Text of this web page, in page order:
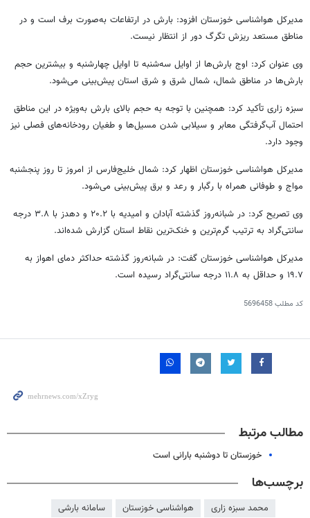
مدیرکل هواشناسی خوزستان افزود: بارش در ارتفاعات به‌صورت برف است و در
مناطق مستعد ریزش تگرگ دور از انتظار نیست.
وی عنوان کرد: اوج بارش‌ها از اوایل سه‌شنبه تا اوایل چهارشنبه و بیشترین حجم
بارش‌ها در مناطق شمال، شمال شرق و شرق استان پیش‌بینی می‌شود.
سبزه زاری تأکید کرد: همچنین با توجه به حجم بالای بارش به‌ویژه در این مناطق
احتمال آب‌گرفتگی معابر و سیلابی شدن مسیل‌ها و طغیان رودخانه‌های فصلی نیز
وجود دارد.
مدیرکل هواشناسی خوزستان اظهار کرد: شمال خلیج‌فارس از امروز تا روز پنجشنبه
مواج و طوفانی همراه با رگبار و رعد و برق پیش‌بینی می‌شود.
وی تصریح کرد: در شبانه‌روز گذشته آبادان و امیدیه با ۲۰.۲ و
دهدز
با ۳.۸ درجه
سانتی‌گراد به ترتیب گرم‌ترین و خنک‌ترین نقاط استان گزارش شده‌اند.
مدیرکل هواشناسی خوزستان گفت: در شبانه‌روز گذشته حداکثر دمای اهواز به
۱۹.۷ و حداقل به ۱۱.۸ درجه سانتی‌گراد رسیده است.
کد مطلب5696458
مطالب مرتبط
خوزستان تا دوشنبه بارانی است
برچسب‌ها
محمد سبزه زاری هواشناسی خوزستان سامانه بارشی